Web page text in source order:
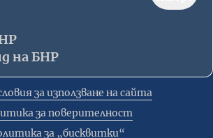
на БНР
за използване на сайта
за поверителност
за „бисквитки“